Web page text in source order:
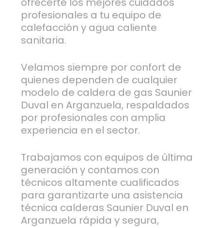
profesionales a tu equipo de
calefacción y agua caliente
sanitaria.
Velamos siempre por confort de
quienes dependen de cualquier
modelo de caldera de gas Saunier
Duval en Arganzuela, respaldados
por profesionales con amplia
experiencia en el sector.
Trabajamos con equipos de última
generación y contamos con
técnicos altamente cualificados
para garantizarte una asistencia
técnica calderas Saunier Duval en
Arganzuela rápida y segura,